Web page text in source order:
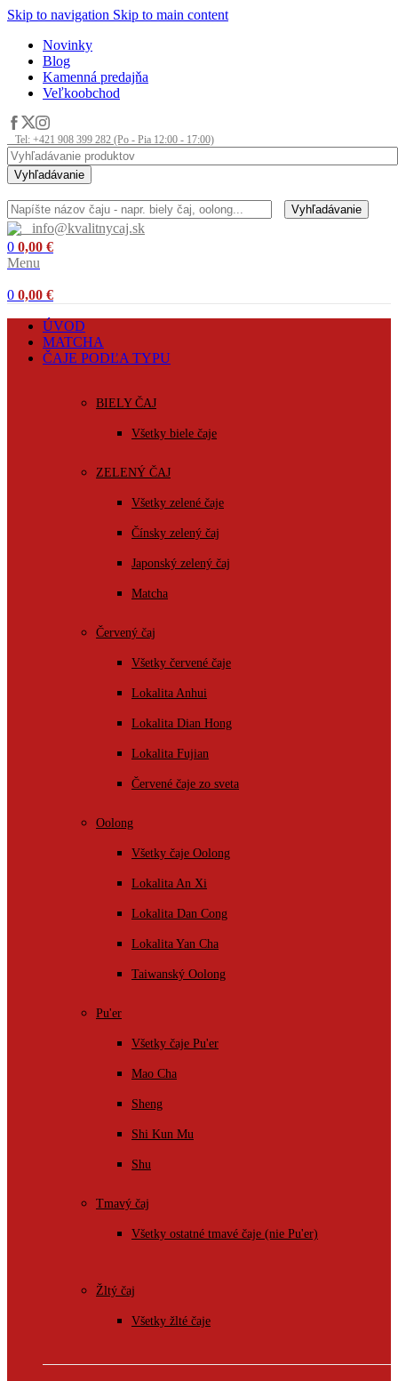
Skip to navigation Skip to main content
Novinky
Blog
Kamenná predajňa
Veľkoobchod
Tel: +421 908 399 282 (Po - Pia 12:00 - 17:00)
Vyhľadávanie
Vyhľadávanie
info@kvalitnycaj.sk
0 0,00 €
Menu
0 0,00 €
ÚVOD
MATCHA
ČAJE PODĽA TYPU
BIELY ČAJ
Všetky biele čaje
ZELENÝ ČAJ
Všetky zelené čaje
Čínsky zelený čaj
Japonský zelený čaj
Matcha
Červený čaj
Všetky červené čaje
Lokalita Anhui
Lokalita Dian Hong
Lokalita Fujian
Červené čaje zo sveta
Oolong
Všetky čaje Oolong
Lokalita An Xi
Lokalita Dan Cong
Lokalita Yan Cha
Taiwanský Oolong
Pu'er
Všetky čaje Pu'er
Mao Cha
Sheng
Shi Kun Mu
Shu
Tmavý čaj
Všetky ostatné tmavé čaje (nie Pu'er)
Žltý čaj
Všetky žlté čaje